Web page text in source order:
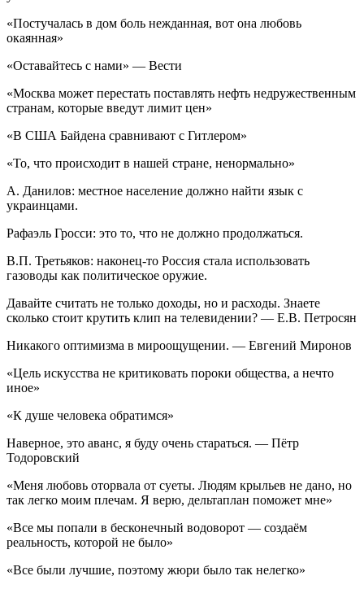
«Постучалась в дом боль нежданная, вот она любовь
окаянная»
«Оставайтесь с нами» — Вести
«Москва может перестать поставлять нефть недружественным
странам, которые введут лимит цен»
«В США Байдена сравнивают с Гитлером»
«То, что происходит в нашей стране, ненормально»
А. Данилов: местное население должно найти язык с
украинцами.
Рафаэль Гросси: это то, что не должно продолжаться.
В.П. Третьяков: наконец-то Россия стала использовать
газоводы как политическое оружие.
Давайте считать не только доходы, но и расходы. Знаете
сколько стоит крутить клип на телевидении? — Е.В. Петросян
Никакого оптимизма в мироощущении. — Евгений Миронов
«Цель искусства не критиковать пороки общества, а нечто
иное»
«К душе человека обратимся»
Наверное, это аванс, я буду очень стараться. — Пётр
Тодоровский
«Меня любовь оторвала от суеты. Людям крыльев не дано, но
так легко моим плечам. Я верю, дельтаплан поможет мне»
«Все мы попали в бесконечный водоворот — создаём
реальность, которой не было»
«Все были лучшие, поэтому жюри было так нелегко»